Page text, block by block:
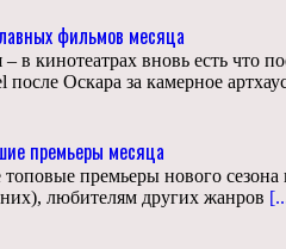
фильмов месяца
в кинотеатрах вновь есть
после Оскара за камерное
премьеры месяца
премьеры нового
любителям других жанров